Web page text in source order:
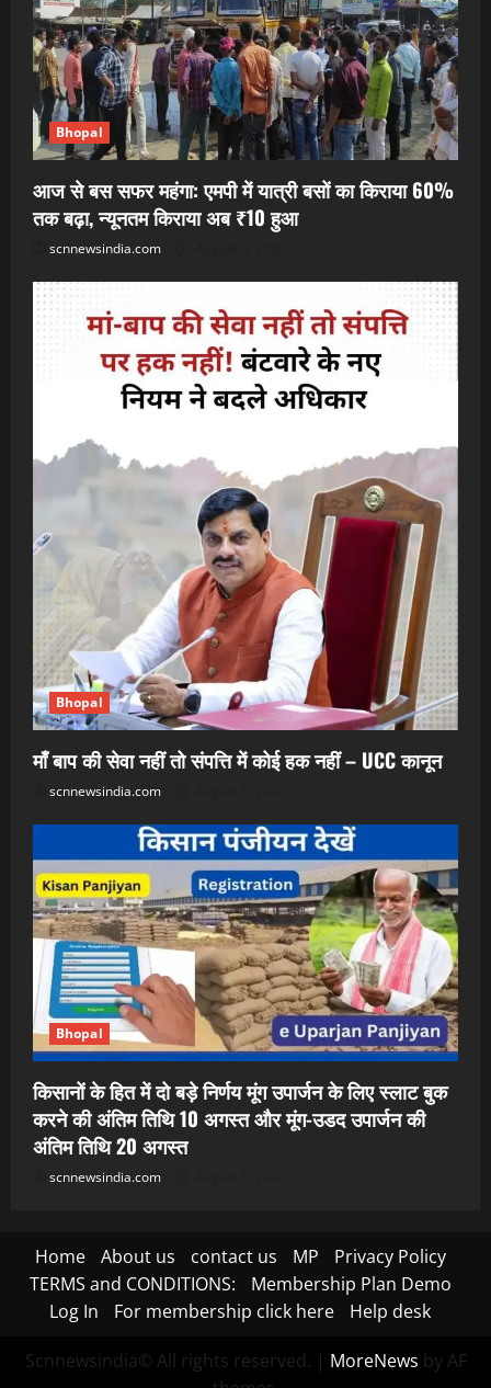
Bhopal
आज से बस सफर महंगा: एमपी में यात्री बसों का किराया 60%
तक बढ़ा, न्यूनतम किराया अब ₹10 हुआ
scnnewsindia.com
Bhopal
माँ बाप की सेवा नहीं तो संपत्ति में कोई हक नहीं – UCC कानून
scnnewsindia.com
Bhopal
किसानों के हित में दो बड़े निर्णय मूंग उपार्जन के लिए स्लाट बुक
करने की अंतिम तिथि 10 अगस्त और मूंग-उडद उपार्जन की
अंतिम तिथि 20 अगस्त
scnnewsindia.com
Home About us contact us MP
Privacy Policy
TERMS and CONDITIONS:
Membership Plan Demo
Log In
For membership click here Help desk
Scnnewsindia© All rights reserved. | MoreNews by AF